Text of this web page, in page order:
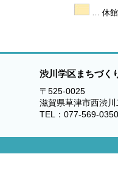
… 休館
渋川学区まちづく
〒525-0025
滋賀県草津市西渋
TEL：077-569-